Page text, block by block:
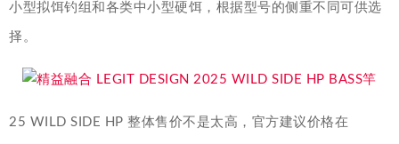
小型拟饵钓组和各类中小型硬饵，根据型号的侧重不同可供选
择。
25 WILD SIDE HP 整体售价不是太高，官方建议价格在